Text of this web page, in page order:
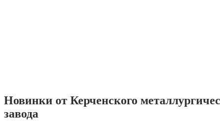
Новинки от Керченского
завода